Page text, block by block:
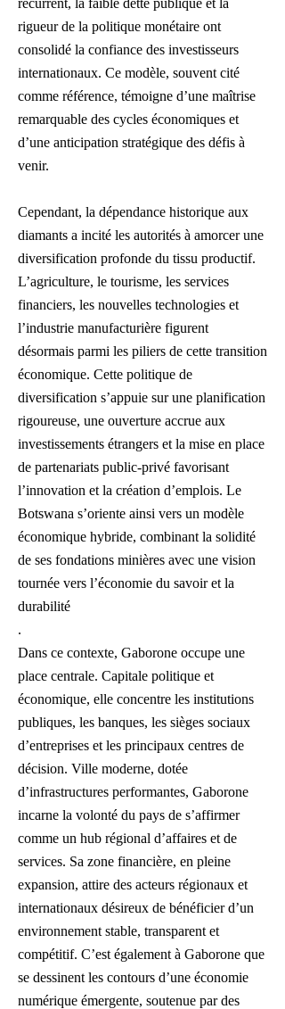
récurrent, la faible dette publique et la
rigueur de la politique monétaire ont
consolidé la confiance des investisseurs
internationaux. Ce modèle, souvent cité
comme référence, témoigne d’une maîtrise
remarquable des cycles économiques et
d’une anticipation stratégique des défis à
venir.
Cependant, la dépendance historique aux
diamants a incité les autorités à amorcer une
diversification profonde du tissu productif.
L’agriculture, le tourisme, les services
financiers, les nouvelles technologies et
l’industrie manufacturière figurent
désormais parmi les piliers de cette transition
économique. Cette politique de
diversification s’appuie sur une planification
rigoureuse, une ouverture accrue aux
investissements étrangers et la mise en place
de partenariats public-privé favorisant
l’innovation et la création d’emplois. Le
Botswana s’oriente ainsi vers un modèle
économique hybride, combinant la solidité
de ses fondations minières avec une vision
tournée vers l’économie du savoir et la
durabilité
.
Dans ce contexte, Gaborone occupe une
place centrale. Capitale politique et
économique, elle concentre les institutions
publiques, les banques, les sièges sociaux
d’entreprises et les principaux centres de
décision. Ville moderne, dotée
d’infrastructures performantes, Gaborone
incarne la volonté du pays de s’affirmer
comme un hub régional d’affaires et de
services. Sa zone financière, en pleine
expansion, attire des acteurs régionaux et
internationaux désireux de bénéficier d’un
environnement stable, transparent et
compétitif. C’est également à Gaborone que
se dessinent les contours d’une économie
numérique émergente, soutenue par des